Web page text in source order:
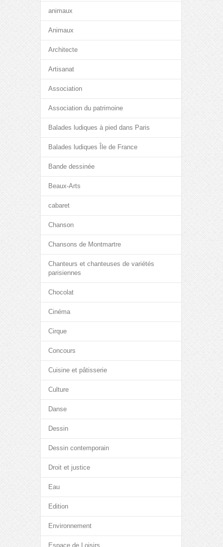
animaux
Animaux
Architecte
Artisanat
Association
Association du patrimoine
Balades ludiques à pied dans Paris
Balades ludiques Île de France
Bande dessinée
Beaux-Arts
cabaret
Chanson
Chansons de Montmartre
Chanteurs et chanteuses de variétés
parisiennes
Chocolat
Cinéma
Cirque
Concours
Cuisine et pâtisserie
Culture
Danse
Dessin
Dessin contemporain
Droit et justice
Eau
Edition
Environnement
Espace de Loisirs